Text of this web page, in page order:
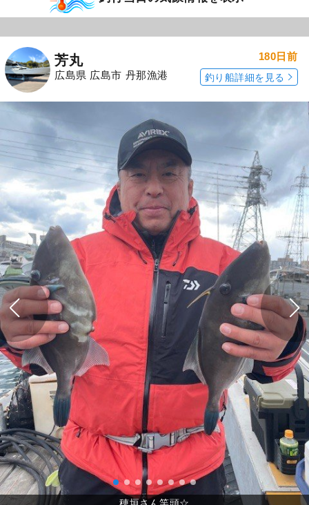
芳丸
広島県 広島市 丹那漁港
180日前
釣り船詳細を見る